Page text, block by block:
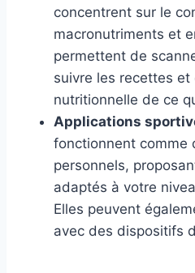
concentrent sur le
macronutriments et
permettent de
suivre les recettes et
nutritionnelle de ce
Applications
fonctionnent comme
personnels,
adaptés à votre
Elles peuvent
avec des dispositifs